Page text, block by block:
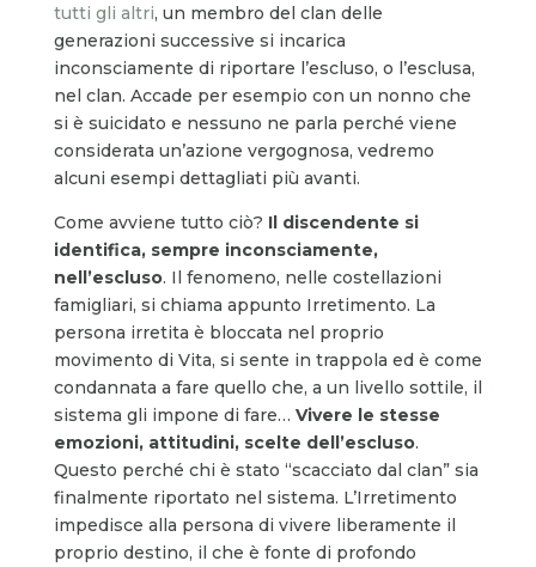
tutti gli altri, un membro del clan delle
generazioni successive si incarica
inconsciamente di riportare l’escluso, o l’esclusa,
nel clan. Accade per esempio con un nonno che
si è suicidato e nessuno ne parla perché viene
considerata un’azione vergognosa, vedremo
alcuni esempi dettagliati più avanti.
Come avviene tutto ciò? Il discendente si
identifica, sempre inconsciamente,
nell’escluso. Il fenomeno, nelle costellazioni
famigliari, si chiama appunto Irretimento. La
persona irretita è bloccata nel proprio
movimento di Vita, si sente in trappola ed è come
condannata a fare quello che, a un livello sottile, il
sistema gli impone di fare… Vivere le stesse
emozioni, attitudini, scelte dell’escluso.
Questo perché chi è stato “scacciato dal clan” sia
finalmente riportato nel sistema. L’Irretimento
impedisce alla persona di vivere liberamente il
proprio destino, il che è fonte di profondo